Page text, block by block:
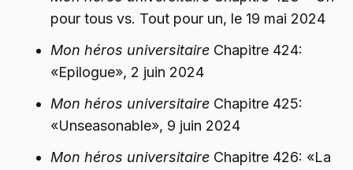
pour tous vs. Tout pour un, le 19 mai 2024
Mon héros universitaire Chapitre 424:
«Epilogue», 2 juin 2024
Mon héros universitaire Chapitre 425:
«Unseasonable», 9 juin 2024
Mon héros universitaire Chapitre 426: «La